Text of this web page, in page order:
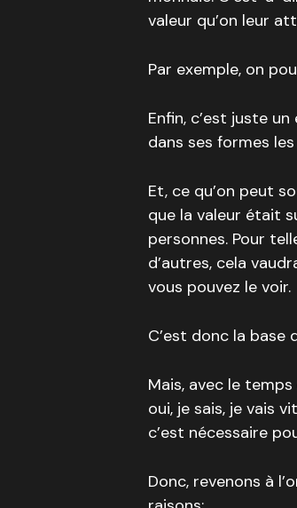
valeur qu’on leur
Par exemple, on
Enfin, c’est juste
dans ses formes
Et, ce qu’on peut
que la valeur était
personnes. Pour
d’autres, cela
vous pouvez le voir.
C’est donc la base
Mais, avec le
oui, je sais, je vais
c’est nécessaire
Donc, revenons à